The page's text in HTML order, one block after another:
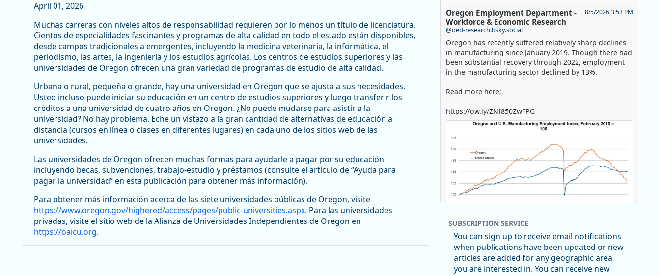
April 01, 2026
Muchas carreras con niveles altos de responsabilidad requieren por lo menos un título de licenciatura.
Cientos de especialidades fascinantes y programas de alta calidad en todo el estado están disponibles,
desde campos tradicionales a emergentes, incluyendo la medicina veterinaria, la informática, el
periodismo, las artes, la ingeniería y los estudios agrícolas. Los centros de estudios superiores y las
universidades de Oregon ofrecen una gran variedad de programas de estudio de alta calidad.
Urbana o rural, pequeña o grande, hay una universidad en Oregon que se ajusta a sus necesidades.
Usted incluso puede iniciar su educación en un centro de estudios superiores y luego transferir los
créditos a una universidad de cuatro años en Oregon. ¿No puede mudarse para asistir a la
universidad? No hay problema. Eche un vistazo a la gran cantidad de alternativas de educación a
distancia (cursos en línea o clases en diferentes lugares) en cada uno de los sitios web de las
universidades.
Las universidades de Oregon ofrecen muchas formas para ayudarle a pagar por su educación,
incluyendo becas, subvenciones, trabajo-estudio y préstamos (consulte el artículo de “Ayuda para
pagar la universidad” en esta publicación para obtener más información).
Para obtener más información acerca de las siete universidades públicas de Oregon, visite
https://www.oregon.gov/highered/access/pages/public-universities.aspx. Para las universidades
privadas, visite el sitio web de la Alianza de Universidades Independientes de Oregon en
https://oaicu.org.
Oregon Employment Department -
Workforce & Economic Research
@oed-research.bsky.social
8/5/2026 3:53 PM
Oregon has recently suffered relatively sharp declines
in manufacturing since January 2019. Though there had
been substantial recovery through 2022, employment
in the manufacturing sector declined by 13%.
Read more here:
https://ow.ly/ZNf850ZwFPG
Replies: 0Reposts: 0Likes: 0
SUBSCRIPTION SERVICE
You can sign up to receive email notifications
when publications have been updated or new
articles are added for any geographic area
you are interested in. You can receive new